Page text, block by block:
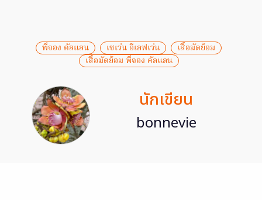
พี่จอง คัลแลน เซเว่น อีเลฟเว่น
เสื้อมัดย้อม
เสื้อมัดย้อม พี่จอง คัลแลน
นักเขียน
bonnevie